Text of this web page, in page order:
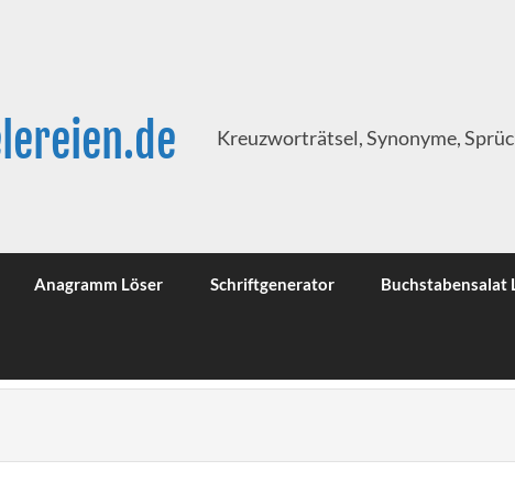
Kreuzworträtsel, Synonyme,
Anagramm Löser Schriftgenerator Buchstabensalat